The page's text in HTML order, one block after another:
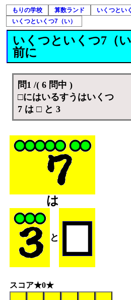
もりの学校 算数ランド
いくつとい
いくつといくつ7（い）
いくつといくつ7（
前に
問1 /( 6 問中 )
□にはいるすうはいくつ
7 は □ と 3
は
と
スコア★0★